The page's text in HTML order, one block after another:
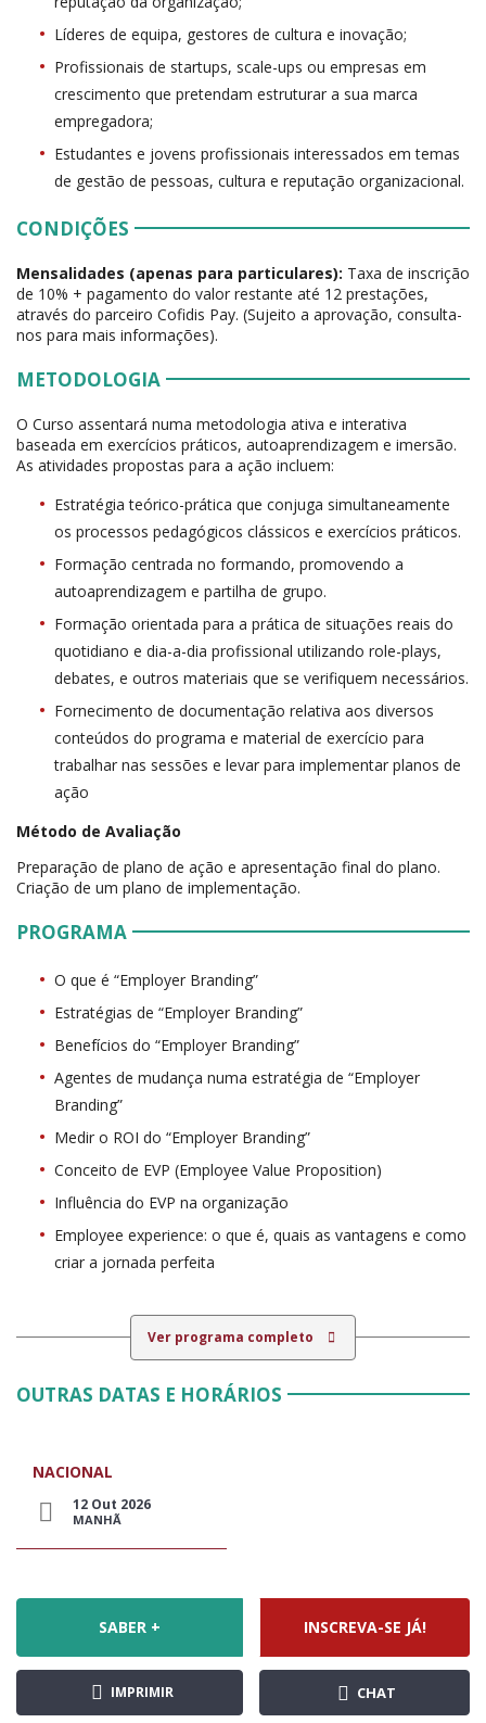
Líderes de equipa, gestores de cultura e inovação;
Profissionais de startups, scale-ups ou empresas em
crescimento que pretendam estruturar a sua marca
empregadora;
Estudantes e jovens profissionais interessados em temas
de gestão de pessoas, cultura e reputação organizacional.
CONDIÇÕES
Mensalidades (apenas para particulares): Taxa de inscrição
de 10% + pagamento do valor restante até 12 prestações,
através do parceiro Cofidis Pay. (Sujeito a aprovação, consulta-
nos para mais informações).
METODOLOGIA
O Curso assentará numa metodologia ativa e interativa
baseada em exercícios práticos, autoaprendizagem e imersão.
As atividades propostas para a ação incluem:
Estratégia teórico-prática que conjuga simultaneamente
os processos pedagógicos clássicos e exercícios práticos.
Formação centrada no formando, promovendo a
autoaprendizagem e partilha de grupo.
Formação orientada para a prática de situações reais do
quotidiano e dia-a-dia profissional utilizando role-plays,
debates, e outros materiais que se verifiquem necessários.
Fornecimento de documentação relativa aos diversos
conteúdos do programa e material de exercício para
trabalhar nas sessões e levar para implementar planos de
ação
Método de Avaliação
Preparação de plano de ação e apresentação final do plano.
Criação de um plano de implementação.
PROGRAMA
O que é “Employer Branding”
Estratégias de “Employer Branding”
Benefícios do “Employer Branding”
Agentes de mudança numa estratégia de “Employer
Branding”
Medir o ROI do “Employer Branding”
Conceito de EVP (Employee Value Proposition)
Influência do EVP na organização
Employee experience: o que é, quais as vantagens e como
criar a jornada perfeita
Ver programa completo
OUTRAS DATAS E HORÁRIOS
NACIONAL
12 Out 2026
MANHÃ
SABER + INSCREVA-SE JÁ!
IMPRIMIR CHAT